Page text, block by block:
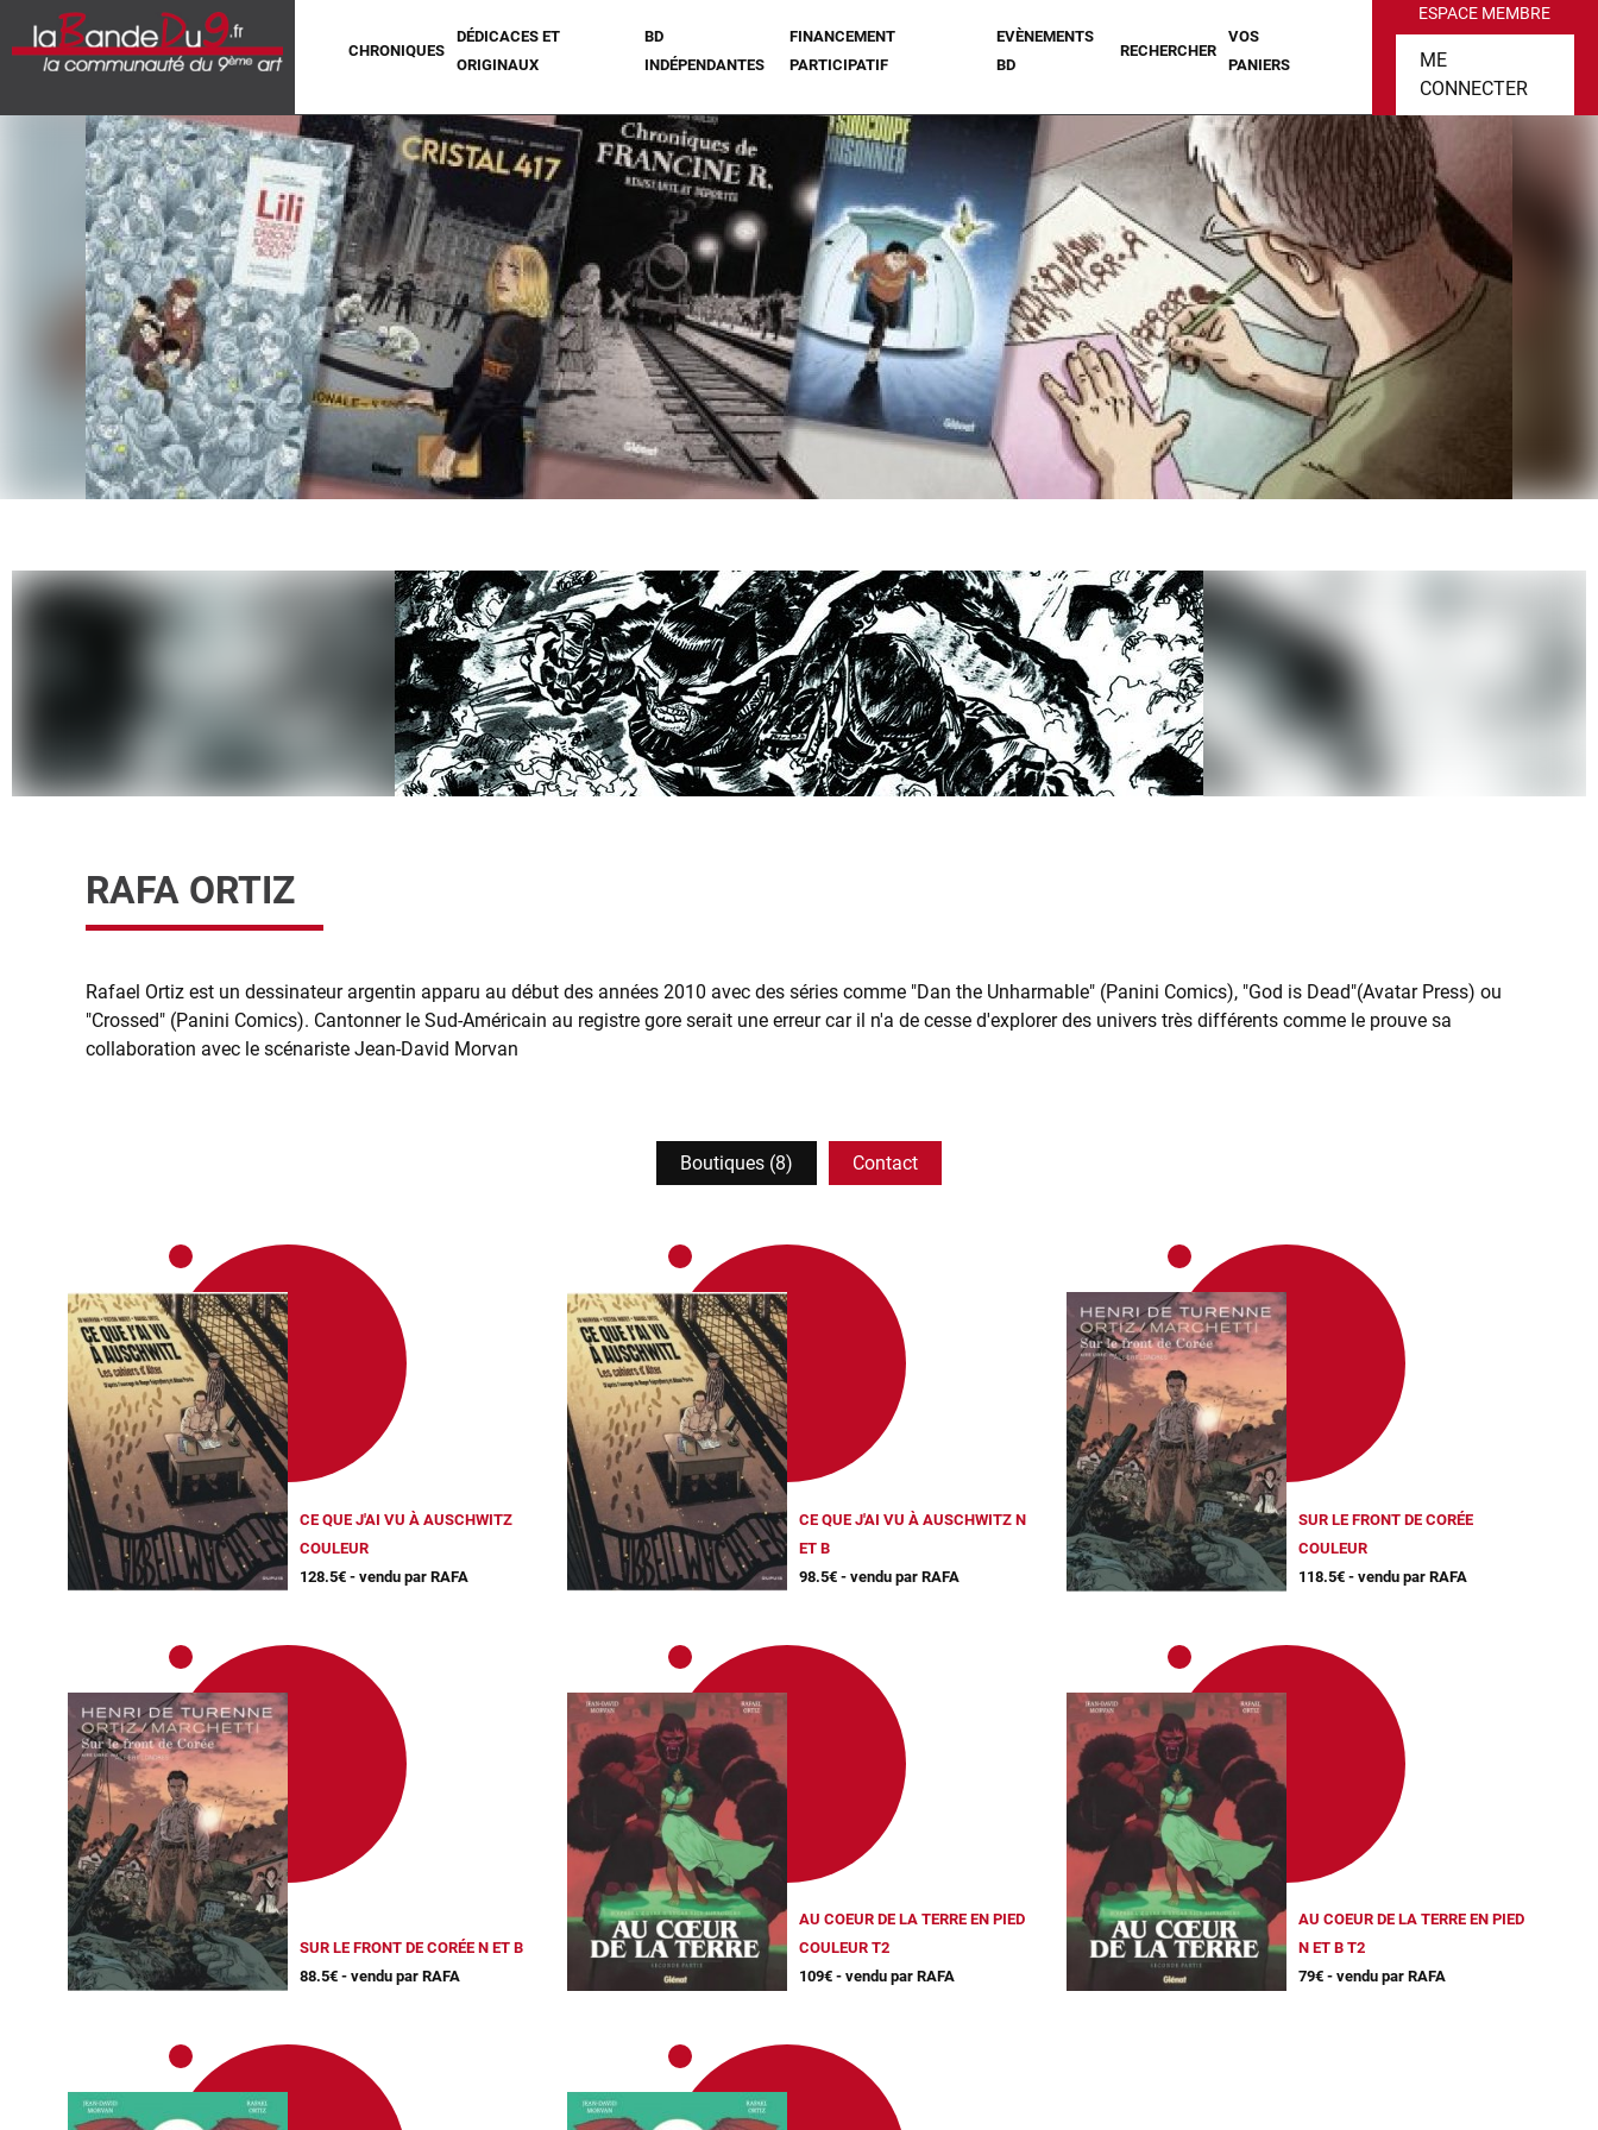
CHRONIQUES
DÉDICACES ET
ORIGINAUX
BD
INDÉPENDANTES
FINANCEMENT
PARTICIPATIF
EVÈNEMENTS
BD
RECHERCHER
VOS
PANIERS
ESPACE MEMBRE
ME
CONNECTER
RAFA ORTIZ
Rafael Ortiz est un dessinateur argentin apparu au début des années 2010 avec des séries comme "Dan the Unharmable" (Panini Comics), "God is Dead"(Avatar Press) ou
"Crossed" (Panini Comics). Cantonner le Sud-Américain au registre gore serait une erreur car il n'a de cesse d'explorer des univers très différents comme le prouve sa
collaboration avec le scénariste Jean-David Morvan
Boutiques (8) Contact
CE QUE J'AI VU À AUSCHWITZ
COULEUR
128.5€ - vendu par RAFA
CE QUE J'AI VU À AUSCHWITZ N
ET B
98.5€ - vendu par RAFA
SUR LE FRONT DE CORÉE
COULEUR
118.5€ - vendu par RAFA
SUR LE FRONT DE CORÉE N ET B
88.5€ - vendu par RAFA
AU COEUR DE LA TERRE EN PIED
COULEUR T2
109€ - vendu par RAFA
AU COEUR DE LA TERRE EN PIED
N ET B T2
79€ - vendu par RAFA